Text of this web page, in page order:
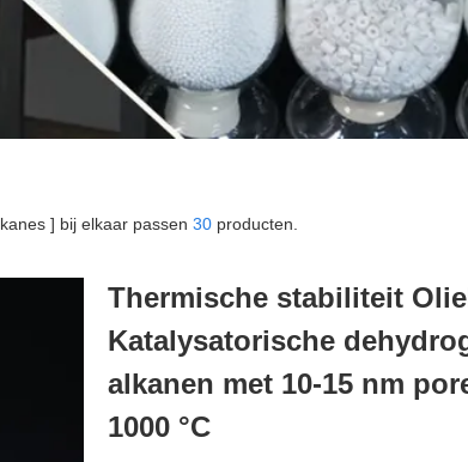
] bij elkaar passen 30 producten.
Thermische stabiliteit
Katalysatorische
alkanen met 10-15 nm
1000 °C